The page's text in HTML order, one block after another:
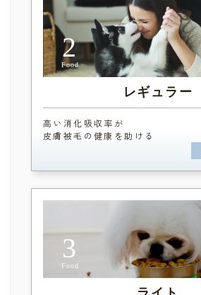
2
Food
レギュラー
高い消化吸収率が
皮膚被毛の健康を助ける
3
Food